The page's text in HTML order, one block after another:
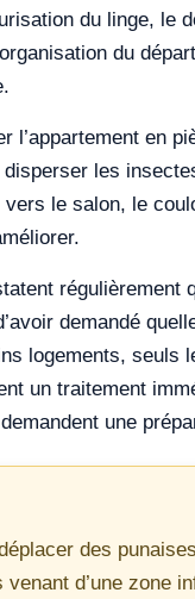
du linge, le
du
l’appartement en
les
le salon, le
régulièrement
demandé
logements, seuls
un traitement
une
des
d’une zone